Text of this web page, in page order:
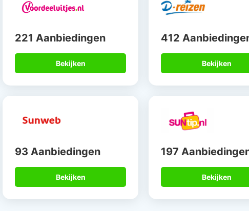
221 Aanbiedingen
Bekijken
412
Bekijken
93 Aanbiedingen
Bekijken
197
Bekijken